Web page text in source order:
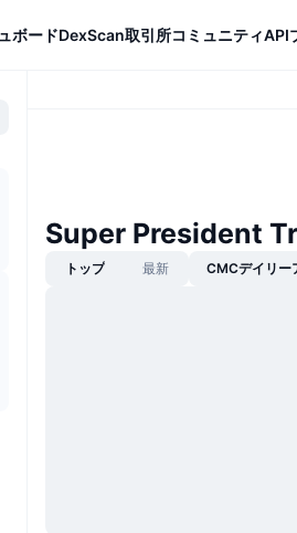
ボードDexScan取引所コミュニティAPI
Super President
トップ 最新 CMCデイリー